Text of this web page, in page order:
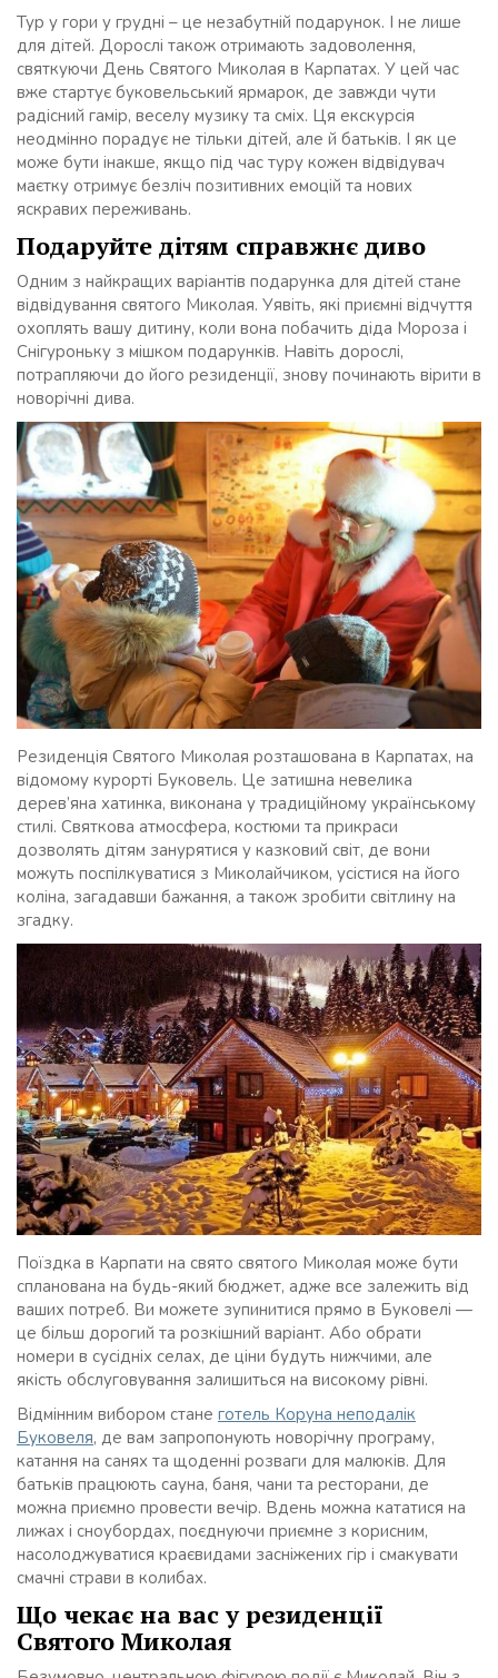
Тур у гори у грудні – це незабутній подарунок. І не лише
для дітей. Дорослі також отримають задоволення,
святкуючи День Святого Миколая в Карпатах. У цей час
вже стартує буковельський ярмарок, де завжди чути
радісний гамір, веселу музику та сміх. Ця екскурсія
неодмінно порадує не тільки дітей, але й батьків. І як це
може бути інакше, якщо під час туру кожен відвідувач
маєтку отримує безліч позитивних емоцій та нових
яскравих переживань.
Подаруйте дітям справжнє диво
Одним з найкращих варіантів подарунка для дітей стане
відвідування святого Миколая. Уявіть, які приємні відчуття
охоплять вашу дитину, коли вона побачить діда Мороза і
Снігуроньку з мішком подарунків. Навіть дорослі,
потрапляючи до його резиденції, знову починають вірити в
новорічні дива.
Резиденція Святого Миколая розташована в Карпатах, на
відомому курорті Буковель. Це затишна невелика
дерев’яна хатинка, виконана у традиційному українському
стилі. Святкова атмосфера, костюми та прикраси
дозволять дітям занурятися у казковий світ, де вони
можуть поспілкуватися з Миколайчиком, усістися на його
коліна, загадавши бажання, а також зробити світлину на
згадку.
Поїздка в Карпати на свято святого Миколая може бути
спланована на будь-який бюджет, адже все залежить від
ваших потреб. Ви можете зупинитися прямо в Буковелі —
це більш дорогий та розкішний варіант. Або обрати
номери в сусідніх селах, де ціни будуть нижчими, але
якість обслуговування залишиться на високому рівні.
Відмінним вибором стане готель Коруна неподалік
Буковеля, де вам запропонують новорічну програму,
катання на санях та щоденні розваги для малюків. Для
батьків працюють сауна, баня, чани та ресторани, де
можна приємно провести вечір. Вдень можна кататися на
лижах і сноубордах, поєднуючи приємне з корисним,
насолоджуватися краєвидами засніжених гір і смакувати
смачні страви в колибах.
Що чекає на вас у резиденції
Святого Миколая